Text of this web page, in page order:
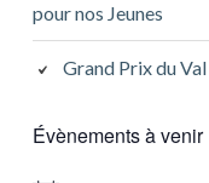
pour nos Jeunes
Grand Prix du
Évènements à venir